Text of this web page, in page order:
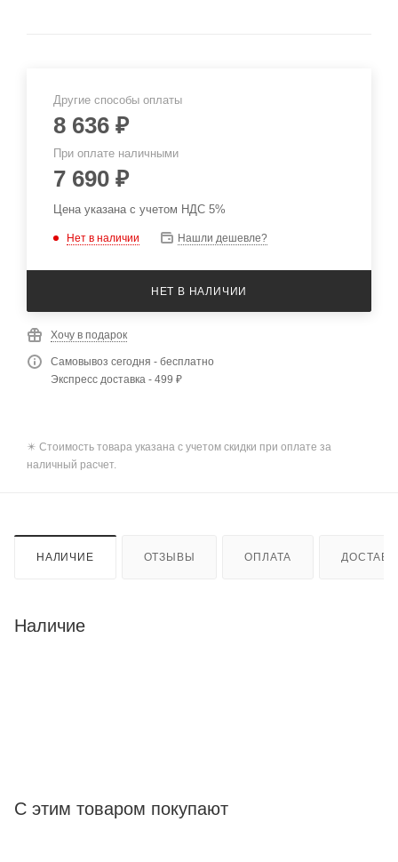
Другие способы оплаты
8 636 ₽
При оплате наличными
7 690 ₽
Цена указана с учетом НДС 5%
Нет в наличии Нашли дешевле?
НЕТ В НАЛИЧИИ
Хочу в подарок
Самовывоз сегодня - бесплатно
Экспресс доставка - 499 ₽
✴️ Стоимость товара указана с учетом скидки при оплате за
наличный расчет.
НАЛИЧИЕ ОТЗЫВЫ ОПЛАТА
Наличие
С этим товаром покупают